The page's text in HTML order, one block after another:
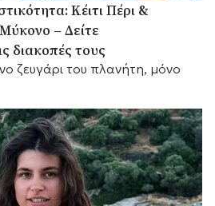
Κέιτι Πέρι &
– Δείτε
διακοπές τους
ζευγάρι του πλανήτη, μόνο